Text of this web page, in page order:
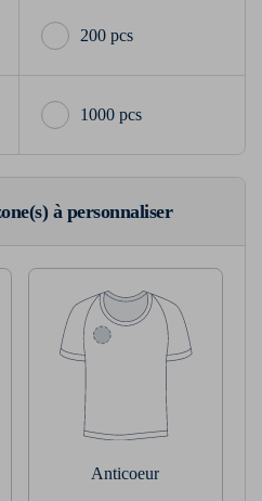
200 pcs
1000 pcs
à personnaliser
Anticoeur